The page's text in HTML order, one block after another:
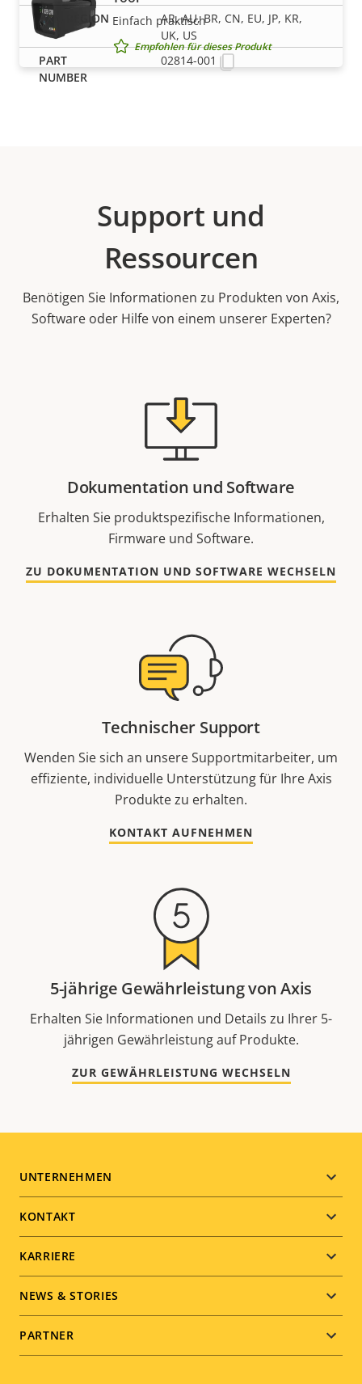
Einfach praktisch
Empfohlen für dieses Produkt
AR, AU, BR, CN, EU, JP, KR,
UK, US
02814-001
Support und
Ressourcen
Benötigen Sie Informationen zu Produkten von Axis,
Software oder Hilfe von einem unserer Experten?
Dokumentation und Software
Erhalten Sie produktspezifische Informationen,
Firmware und Software.
ZU DOKUMENTATION UND SOFTWARE WECHSELN
Technischer Support
Wenden Sie sich an unsere Supportmitarbeiter, um
effiziente, individuelle Unterstützung für Ihre Axis
Produkte zu erhalten.
KONTAKT AUFNEHMEN
5-jährige Gewährleistung von Axis
Erhalten Sie Informationen und Details zu Ihrer 5-
jährigen Gewährleistung auf Produkte.
ZUR GEWÄHRLEISTUNG WECHSELN
Footer
menu
UNTERNEHMEN
KONTAKT
KARRIERE
NEWS & STORIES
PARTNER